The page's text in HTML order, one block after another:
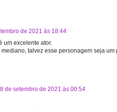
de 2021 às 18:44
um excelente ator.
talvez esse personagem seja
de setembro de 2021 às 00:54